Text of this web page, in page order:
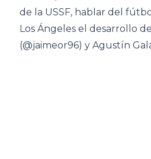
de la USSF, hablar del
Los Ángeles el desarrollo
(@jaimeor96) y Agustín